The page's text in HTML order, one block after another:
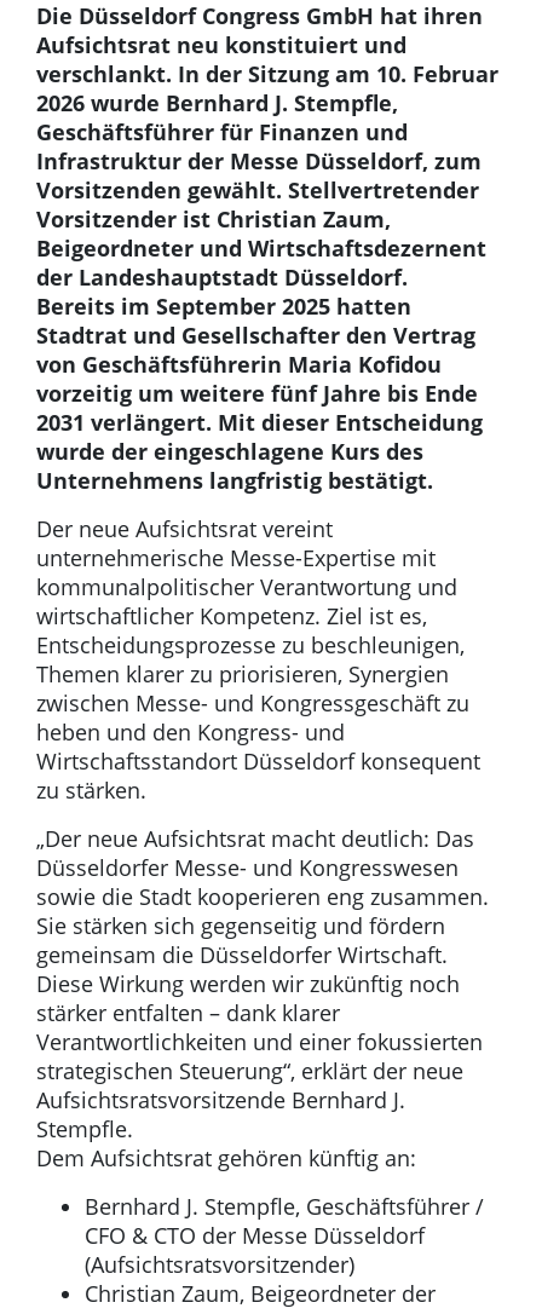
Die Düsseldorf Congress GmbH hat ihren
Aufsichtsrat neu konstituiert und
verschlankt. In der Sitzung am 10. Februar
2026 wurde Bernhard J. Stempfle,
Geschäftsführer für Finanzen und
Infrastruktur der Messe Düsseldorf, zum
Vorsitzenden gewählt. Stellvertretender
Vorsitzender ist Christian Zaum,
Beigeordneter und Wirtschaftsdezernent
der Landeshauptstadt Düsseldorf.
Bereits im September 2025 hatten
Stadtrat und Gesellschafter den Vertrag
von Geschäftsführerin Maria Kofidou
vorzeitig um weitere fünf Jahre bis Ende
2031 verlängert. Mit dieser Entscheidung
wurde der eingeschlagene Kurs des
Unternehmens langfristig bestätigt.
Der neue Aufsichtsrat vereint
unternehmerische Messe-Expertise mit
kommunalpolitischer Verantwortung und
wirtschaftlicher Kompetenz. Ziel ist es,
Entscheidungsprozesse zu beschleunigen,
Themen klarer zu priorisieren, Synergien
zwischen Messe- und Kongressgeschäft zu
heben und den Kongress- und
Wirtschaftsstandort Düsseldorf konsequent
zu stärken.
„Der neue Aufsichtsrat macht deutlich: Das
Düsseldorfer Messe- und Kongresswesen
sowie die Stadt kooperieren eng zusammen.
Sie stärken sich gegenseitig und fördern
gemeinsam die Düsseldorfer Wirtschaft.
Diese Wirkung werden wir zukünftig noch
stärker entfalten – dank klarer
Verantwortlichkeiten und einer fokussierten
strategischen Steuerung“, erklärt der neue
Aufsichtsratsvorsitzende Bernhard J.
Stempfle.
Dem Aufsichtsrat gehören künftig an:
Bernhard J. Stempfle, Geschäftsführer /
CFO & CTO der Messe Düsseldorf
(Aufsichtsratsvorsitzender)
Christian Zaum, Beigeordneter der